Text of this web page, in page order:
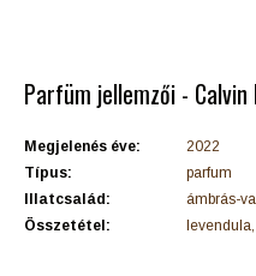
Parfüm jellemzői -
Megjelenés éve:
2022
Típus:
parfum
Illatcsalád:
ámbrás-
Összetétel: